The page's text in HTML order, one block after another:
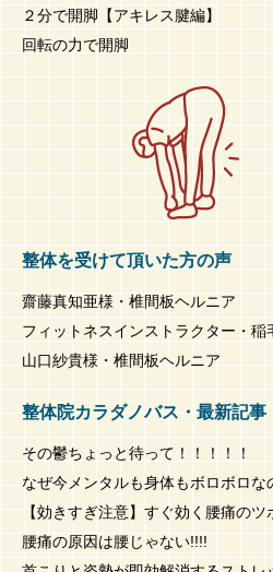
２分で開脚【アキレス腱編】
回転の力で開脚
整体を受けて頂いた方の声
齋藤真知亜様・椎間板ヘルニア
フィットネスインストラクター・稲
山口紗貴様・椎間板ヘルニア
整体院カラダノバス・最新記事
その鬱ちょっと待って！！！！！
なぜ今メンタルも身体もボロボロな
【効きすぎ注意】すぐ効く腰痛のツ
腰痛の原因は腰じゃない!!!!